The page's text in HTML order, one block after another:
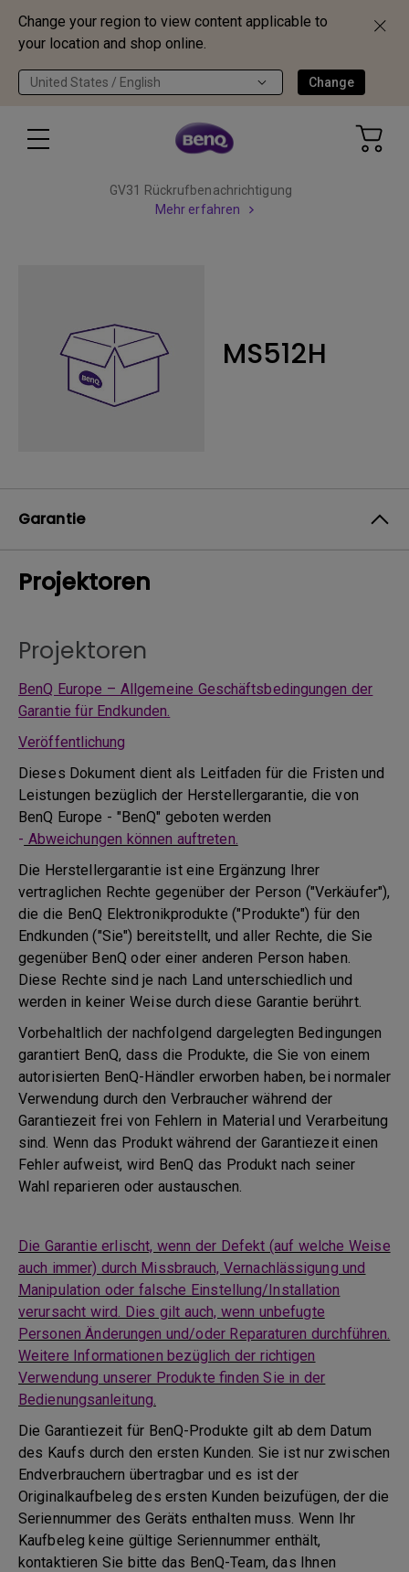
Change your region to view content applicable to
your location and shop online.
United States / English Change
GV31 Rückrufbenachrichtigung
Mehr erfahren
MS512H
Garantie
Projektoren
Projektoren
BenQ Europe – Allgemeine Geschäftsbedingungen der
Garantie für Endkunden.
Veröffentlichung
Dieses Dokument dient als Leitfaden für die Fristen und
Leistungen bezüglich der Herstellergarantie, die von
BenQ Europe - "BenQ" geboten werden
- Abweichungen können auftreten.
Die Herstellergarantie ist eine Ergänzung Ihrer
vertraglichen Rechte gegenüber der Person ("Verkäufer"),
die die BenQ Elektronikprodukte ("Produkte") für den
Endkunden ("Sie") bereitstellt, und aller Rechte, die Sie
gegenüber BenQ oder einer anderen Person haben.
Diese Rechte sind je nach Land unterschiedlich und
werden in keiner Weise durch diese Garantie berührt.
Vorbehaltlich der nachfolgend dargelegten Bedingungen
garantiert BenQ, dass die Produkte, die Sie von einem
autorisierten BenQ-Händler erworben haben, bei normaler
Verwendung durch den Verbraucher während der
Garantiezeit frei von Fehlern in Material und Verarbeitung
sind. Wenn das Produkt während der Garantiezeit einen
Fehler aufweist, wird BenQ das Produkt nach seiner
Wahl reparieren oder austauschen.
Die Garantie erlischt, wenn der Defekt (auf welche Weise
auch immer) durch Missbrauch, Vernachlässigung und
Manipulation oder falsche Einstellung/Installation
verursacht wird. Dies gilt auch, wenn unbefugte
Personen Änderungen und/oder Reparaturen durchführen.
Weitere Informationen bezüglich der richtigen
Verwendung unserer Produkte finden Sie in der
Bedienungsanleitung.
Die Garantiezeit für BenQ-Produkte gilt ab dem Datum
des Kaufs durch den ersten Kunden. Sie ist nur zwischen
Endverbrauchern übertragbar und es ist der
Originalkaufbeleg des ersten Kunden beizufügen, der die
Seriennummer des Geräts enthalten muss. Wenn Ihr
Kaufbeleg keine gültige Seriennummer enthält,
kontaktieren Sie bitte das BenQ-Team, das Ihnen